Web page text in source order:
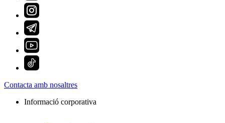
Contacta amb nosaltres
Informació corporativa